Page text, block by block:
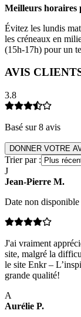
Meilleurs horaires
Évitez les lundis
les créneaux en
(15h-17h) pour un
AVIS
3.8
Basé sur8 avis
DONNER VOTRE
Trier par :
J
Jean-Pierre M.
Date non disponible
J'ai vraiment
site, malgré la
le site Enkr –
grande qualité!
A
Aurélie P.